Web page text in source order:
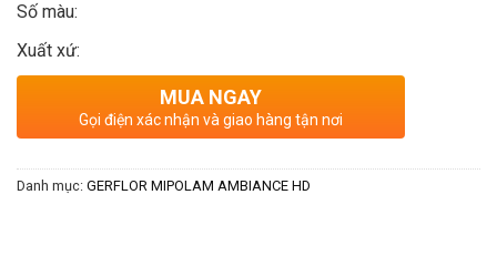
Số màu:
Xuất xứ:
MUA NGAY
Gọi điện xác nhận và giao hàng tận nơi
Danh mục: GERFLOR MIPOLAM AMBIANCE HD